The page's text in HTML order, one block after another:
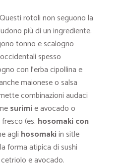
rotoli non seguono la
più di un ingrediente.
tonno e scalogno
spesso
con l’erba cipollina e
maionese o salsa
combinazioni audaci
surimie avocado o
(es. hosomaki con
agli hosomakiin sitle
forma atipica di sushi
e avocado.